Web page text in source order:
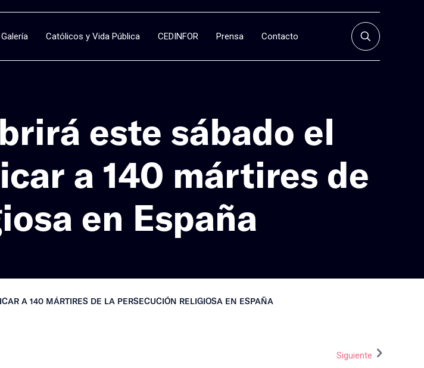
Galería Católicos y Vida Pública CEDINFOR Prensa Contacto
este sábado el
a 140 mártires de
en España
A 140 MÁRTIRES DE LA PERSECUCIÓN RELIGIOSA EN ESPAÑA
Siguiente